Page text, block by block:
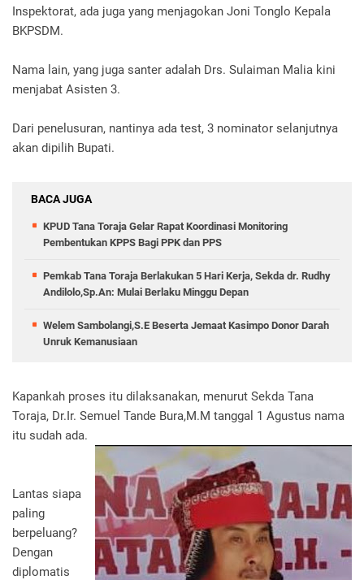
Inspektorat, ada juga yang menjagokan Joni Tonglo Kepala
BKPSDM.
Nama lain, yang juga santer adalah Drs. Sulaiman Malia kini
menjabat Asisten 3.
Dari penelusuran, nantinya ada test, 3 nominator selanjutnya
akan dipilih Bupati.
BACA JUGA
KPUD Tana Toraja Gelar Rapat Koordinasi Monitoring
Pembentukan KPPS Bagi PPK dan PPS
Pemkab Tana Toraja Berlakukan 5 Hari Kerja, Sekda dr. Rudhy
Andilolo,Sp.An: Mulai Berlaku Minggu Depan
Welem Sambolangi,S.E Beserta Jemaat Kasimpo Donor Darah
Unruk Kemanusiaan
Kapankah proses itu dilaksanakan, menurut Sekda Tana
Toraja, Dr.Ir. Semuel Tande Bura,M.M tanggal 1 Agustus nama
itu sudah ada.
Lantas siapa
paling
berpeluang?
Dengan
diplomatis